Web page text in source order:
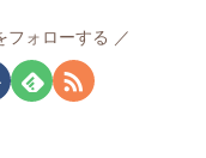
フォローする